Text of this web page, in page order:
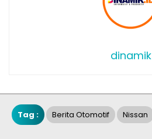
dinamik
Tag : Berita Otomotif Nissan